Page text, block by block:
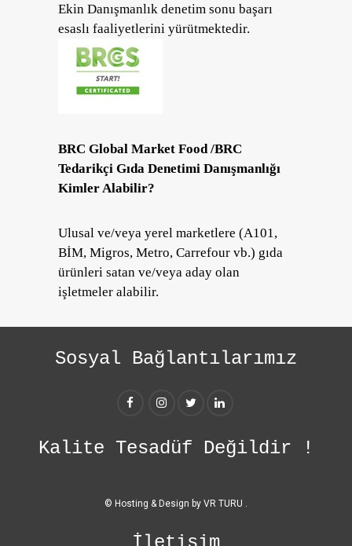
Ekin Danışmanlık denetim sonu başarı
esaslı faaliyetlerini yürütmektedir.
BRC Global Market Food /BRC
Tedarikçi Gıda Denetimi Danışmanlığı
Kimler Alabilir?
Ulusal ve/veya yerel marketlere (A101,
BİM, Migros, Metro, Carrefour vb.) gıda
ürünleri satan ve/veya aday olan
işletmeler alabilir.
Sosyal Bağlantılarımız
Kalite Tesadüf Değildir !
© Hosting & Design by VR TURU .